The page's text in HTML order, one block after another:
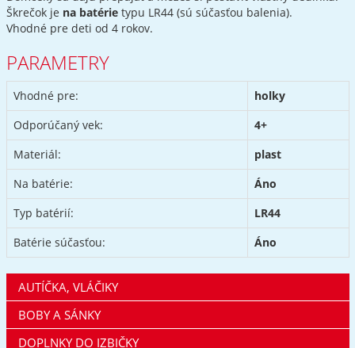
Škrečok je na batérietypu LR44 (sú súčasťou balenia).
Vhodné pre deti od 4 rokov.
PARAMETRY
Vhodné pre:
holky
Odporúčaný vek:
4+
Materiál:
plast
Na batérie:
Áno
Typ batérií:
LR44
Batérie súčasťou:
Áno
AUTÍČKA, VLÁČIKY
BOBY A SÁNKY
DOPLNKY DO IZBIČKY